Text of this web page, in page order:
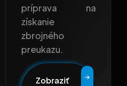
príprava na
získanie
zbrojného
preukazu.
Zobraziť